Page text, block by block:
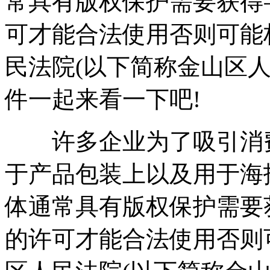
可才能合法使用否则可
民法院(以下简称金山区
件一起来看一下吧!
许多企业为了吸引消
于产品包装上以及用于
体通常具有版权保护需
的许可才能合法使用否